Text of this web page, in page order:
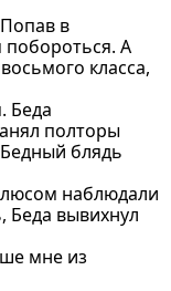
в
А
класса,
Беда
полторы
блядь
наблюдали
Беда вывихнул
мне из